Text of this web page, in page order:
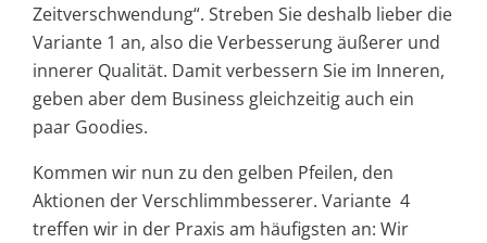
Zeitverschwendung“. Streben Sie deshalb lieber die
Variante 1 an, also die Verbesserung äußerer und
innerer Qualität. Damit verbessern Sie im Inneren,
geben aber dem Business gleichzeitig auch ein
paar Goodies.
Kommen wir nun zu den gelben Pfeilen, den
Aktionen der Verschlimmbesserer. Variante 4
treffen wir in der Praxis am häufigsten an: Wir